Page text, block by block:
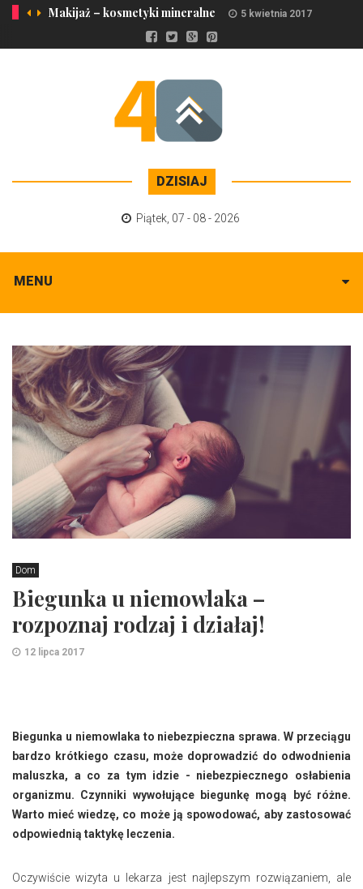
Makijaż – kosmetyki mineralne 5 kwietnia 2017
DZISIAJ
Piątek 07 - 08 - 2026
MENU
Dom
Biegunka u niemowlaka –
rozpoznaj rodzaj i działaj!
12 lipca 2017
Biegunka u niemowlaka to niebezpieczna sprawa. W przeciągu
bardzo krótkiego czasu, może doprowadzić do odwodnienia
maluszka, a co za tym idzie - niebezpiecznego osłabienia
organizmu. Czynniki wywołujące biegunkę mogą być różne.
Warto mieć wiedzę, co może ją spowodować, aby zastosować
odpowiednią taktykę leczenia.
Oczywiście wizyta u lekarza jest najlepszym rozwiązaniem, ale